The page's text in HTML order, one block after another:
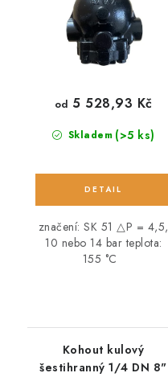
Skladem (>5 ks)
od 5 528,93 Kč
značení: SK 51 △P = 4,5,
10 nebo 14 bar teplota:
155 °C
Kohout kulový
šestihranný 1/4 DN 8"